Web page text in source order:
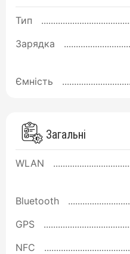
Тип
Зарядка
Ємність
Загальні
WLAN
Bluetooth
GPS
NFC